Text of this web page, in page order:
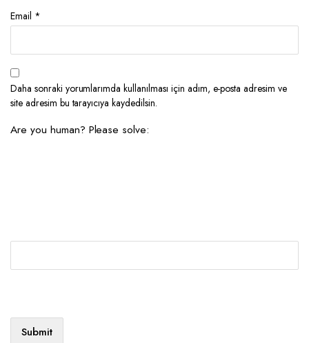
Email *
Daha sonraki yorumlarımda kullanılması için adım, e-posta adresim ve
site adresim bu tarayıcıya kaydedilsin.
Are you human? Please solve: